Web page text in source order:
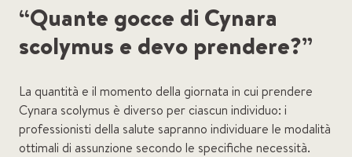
“Quante gocce di Cynara
scolymus e devo prendere?”
La quantità e il momento della giornata in cui prendere
Cynara scolymus è diverso per ciascun individuo: i
professionisti della salute sapranno individuare le modalità
ottimali di assunzione secondo le specifiche necessità.